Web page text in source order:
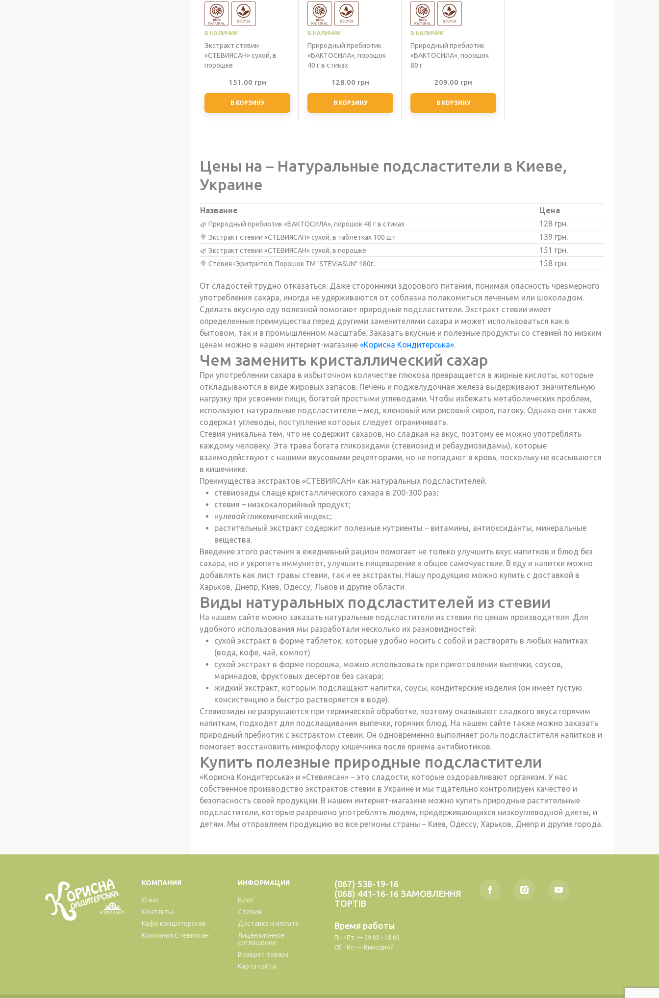
В НАЛИЧИИ
Экстракт стевии
«СТЕВИЯСАН» сухой, в
порошке
151.00 грн
В КОРЗИНУ
В НАЛИЧИИ
Природный пребиотик
«БАКТОСИЛА», порошок
40 г в стиках
128.00 грн
В КОРЗИНУ
В НАЛИЧИИ
Природный пребиотик
«БАКТОСИЛА», порошок
80 г
209.00 грн
В КОРЗИНУ
Цены на – Натуральные подсластители в Киеве,
Украине
Название Цена
🌿 Природный пребиотик «БАКТОСИЛА», порошок 40 г в стиках 128 грн.
🍭 Экстракт стевии «СТЕВИЯСАН» сухой, в таблетках 100 шт 139 грн.
🌿 Экстракт стевии «СТЕВИЯСАН» сухой, в порошке 151 грн.
🍭 Стевия+Эритритол. Порошок ТМ "STEVIASUN" 180г. 158 грн.
От сладостей трудно отказаться. Даже сторонники здорового питания, понимая опасность чрезмерного
употребления сахара, иногда не удерживаются от соблазна полакомиться печеньем или шоколадом.
Сделать вкусную еду полезной помогают природные подсластители. Экстракт стевии имеет
определенные преимущества перед другими заменителями сахара и может использоваться как в
бытовом, так и в промышленном масштабе. Заказать вкусные и полезные продукты со стевией по низким
ценам можно в нашем интернет-магазине «Корисна Кондитерська».
Чем заменить кристаллический сахар
При употреблении сахара в избыточном количестве глюкоза превращается в жирные кислоты, которые
откладываются в виде жировых запасов. Печень и поджелудочная железа выдерживают значительную
нагрузку при усвоении пищи, богатой простыми углеводами. Чтобы избежать метаболических проблем,
используют натуральные подсластители – мед, кленовый или рисовый сироп, патоку. Однако они также
содержат углеводы, поступление которых следует ограничивать.
Стевия уникальна тем, что не содержит сахаров, но сладкая на вкус, поэтому ее можно употреблять
каждому человеку. Эта трава богата гликозидами (стевиозид и ребаудиозидамы), которые
взаимодействуют с нашими вкусовыми рецепторами, но не попадают в кровь, поскольку не всасываются
в кишечнике.
Преимущества экстрактов «СТЕВИЯСАН» как натуральных подсластителей:
стевиозиды слаще кристаллического сахара в 200-300 раз;
стевия – низкокалорийный продукт;
нулевой гликемический индекс;
растительный экстракт содержит полезные нутриенты – витамины, антиоксиданты, минеральные
вещества.
Введение этого растения в ежедневный рацион помогает не только улучшить вкус напитков и блюд без
сахара, но и укрепить иммунитет, улучшить пищеварение и общее самочувствие. В еду и напитки можно
добавлять как лист травы стевии, так и ее экстракты. Нашу продукцию можно купить с доставкой в
Харьков, Днепр, Киев, Одессу, Львов и другие области.
Виды натуральных подсластителей из стевии
На нашем сайте можно заказать натуральные подсластители из стевии по ценам производителя. Для
удобного использования мы разработали несколько их разновидностей:
сухой экстракт в форме таблеток, которые удобно носить с собой и растворять в любых напитках
(вода, кофе, чай, компот)
сухой экстракт в форме порошка, можно использовать при приготовлении выпечки, соусов,
маринадов, фруктовых десертов без сахара;
жидкий экстракт, которым подслащают напитки, соусы, кондитерские изделия (он имеет густую
консистенцию и быстро растворяется в воде).
Стевиозиды не разрушаются при термической обработке, поэтому оказывают сладкого вкуса горячим
напиткам, подходят для подслащивания выпечки, горячих блюд. На нашем сайте также можно заказать
природный пребиотик с экстрактом стевии. Он одновременно выполняет роль подсластителя напитков и
помогает восстановить микрофлору кишечника после приема антибиотиков.
Купить полезные природные подсластители
«Корисна Кондитерська» и «Стевиясан» – это сладости, которые оздоравливают организм. У нас
собственное производство экстрактов стевии в Украине и мы тщательно контролируем качество и
безопасность своей продукции. В нашем интернет-магазине можно купить природные растительные
подсластители, которые разрешено употреблять людям, придерживающихся низкоуглеводной диеты, и
детям. Мы отправляем продукцию во все регионы страны – Киев, Одессу, Харьков, Днепр и другие города.
КОМПАНИЯ
О нас
Контакты
Кафе кондитерская
Компания Стевиясан
ИНФОРМАЦИЯ
Блог
Стевия
Доставка и оплата
Лицензионное
соглашение
Возврат товара
Карта сайта
(067) 538-19-16
(068) 441-16-16 ЗАМОВЛЕННЯ
ТОРТІВ
Время работы
Пн - Пт: — 09:00 - 18:00
Сб - Вс: — Выходной